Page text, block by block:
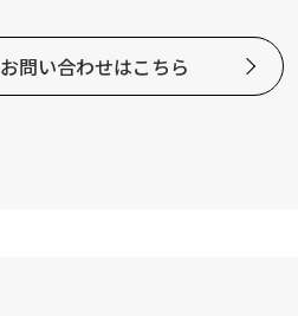
お問い合わせはこちら